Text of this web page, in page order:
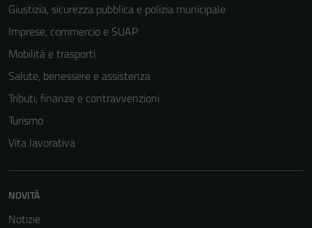
Giustizia, sicurezza pubblica e polizia municipale
Imprese, commercio e SUAP
Mobilità e trasporti
Salute, benessere e assistenza
Tributi, finanze e contravvenzioni
Turismo
Vita lavorativa
NOVITÀ
Notizie
disabilitati.